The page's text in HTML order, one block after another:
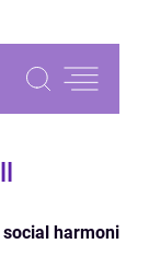
social harmoni